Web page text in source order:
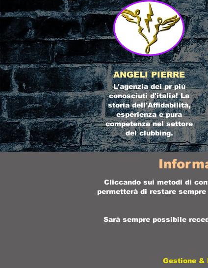
ANGELI PIERRE
L'agenzia dei pr più
conosciuti d'italia! La
storia dell'Affidabilità,
esperienza e pura
competenza nel settore
del clubbing.
Cliccando sui metodi di
permetterà di restare
Sarà sempre possibile
Gestione &